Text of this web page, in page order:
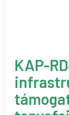
KAP-